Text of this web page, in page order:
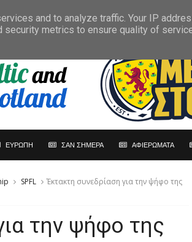
ΕΥΡΩΠΗ ΣΑΝ ΣΗΜΕΡΑ ΑΦΙΕΡΩΜΑΤΑ
SPFL
Έκτακτη συνεδρίαση για την ψήφο της
την ψήφο της
and to analyze traffic. Your IP
metrics to ensure quality of